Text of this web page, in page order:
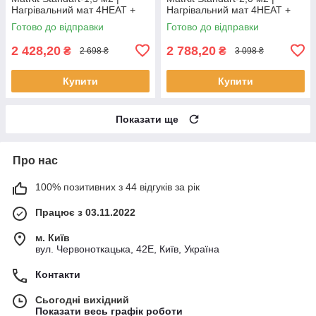
Нагрівальний мат 4HEAT +
терморегулятор
Готово до відправки
2 428,20 ₴ 2 698 ₴
Купити
Нагрівальний мат 4HEAT +
терморегулятор
Готово до відправки
2 788,20 ₴ 3 098 ₴
Купити
Показати ще
Про нас
100% позитивних з 44 відгуків за рік
Працює з 03.11.2022
м. Київ
вул. Червоноткацька, 42Е, Київ, Україна
Контакти
Сьогодні вихідний
Показати весь графік роботи